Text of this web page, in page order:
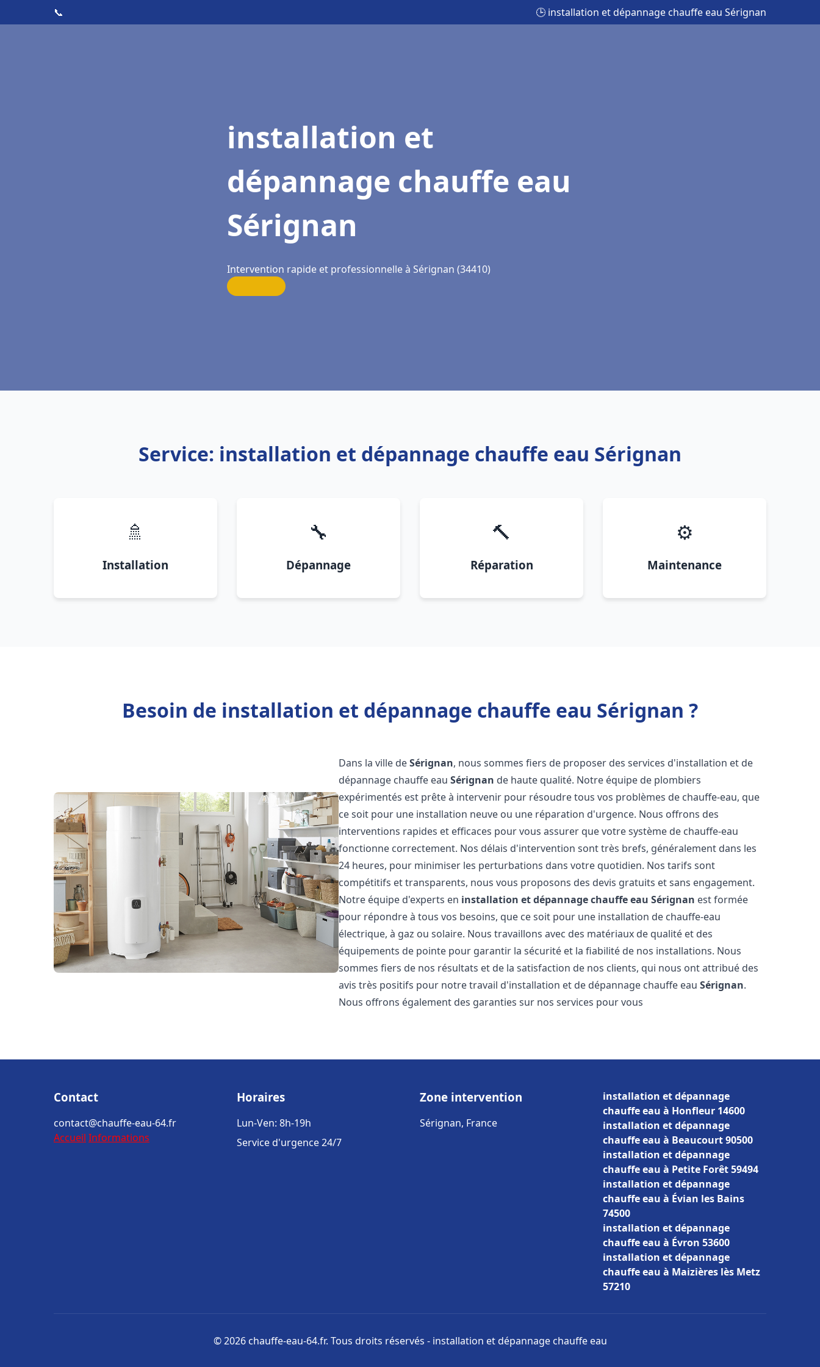
📞 🕒 installation et dépannage chauffe eau Sérignan
installation et
dépannage chauffe eau
Sérignan
Intervention rapide et professionnelle à Sérignan (34410)
Service: installation et dépannage chauffe eau Sérignan
🚿
Installation
🔧
Dépannage
🔨
Réparation
⚙️
Maintenance
Besoin de installation et dépannage chauffe eau Sérignan ?
Dans la ville deSérignan, nous sommes fiers de proposer des services d'installation et de
dépannage chauffe eauSérignan de haute qualité. Notre équipe de plombiers
expérimentés est prête à intervenir pour résoudre tous vos problèmes de chauffe-eau, que
ce soit pour une installation neuve ou une réparation d'urgence. Nous offrons des
interventions rapides et efficaces pour vous assurer que votre système de chauffe-eau
fonctionne correctement. Nos délais d'intervention sont très brefs, généralement dans les
24 heures, pour minimiser les perturbations dans votre quotidien. Nos tarifs sont
compétitifs et transparents, nous vous proposons des devis gratuits et sans engagement.
Notre équipe d'experts en installation et dépannage chauffe eau Sérignan est formée
pour répondre à tous vos besoins, que ce soit pour une installation de chauffe-eau
électrique, à gaz ou solaire. Nous travaillons avec des matériaux de qualité et des
équipements de pointe pour garantir la sécurité et la fiabilité de nos installations. Nous
sommes fiers de nos résultats et de la satisfaction de nos clients, qui nous ont attribué des
avis très positifs pour notre travail d'installation et de dépannage chauffe eauSérignan.
Nous offrons également des garanties sur nos services pour vous
Contact
contact@chauffe-eau-64.fr
Accueil Informations
Horaires
Lun-Ven: 8h-19h
Service d'urgence 24/7
Zone intervention
Sérignan, France
installation et dépannage
chauffe eau à Honfleur 14600
installation et dépannage
chauffe eau à Beaucourt 90500
installation et dépannage
chauffe eau à Petite Forêt 59494
installation et dépannage
chauffe eau à Évian les Bains
74500
installation et dépannage
chauffe eau à Évron 53600
installation et dépannage
chauffe eau à Maizières lès Metz
57210
© 2026 chauffe-eau-64.fr. Tous droits réservés - installation et dépannage chauffe eau